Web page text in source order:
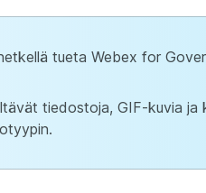
tueta Webex for
tiedostoja, GIF-kuvia ja